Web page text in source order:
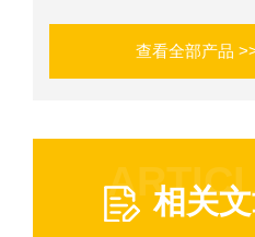
查看全部产品
相关